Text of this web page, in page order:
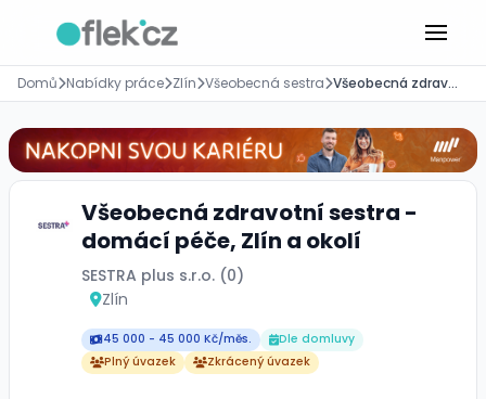
Domů Nabídky práce Zlín Všeobecná sestra Všeobecná zdravotní sestra - domácí péče, Zlín a okolí
Všeobecná zdravotní sestra -
domácí péče, Zlín a okolí
SESTRA plus s.r.o. (0)
Zlín
45 000 - 45 000 Kč/měs.
Dle domluvy
Plný úvazek
Zkrácený úvazek